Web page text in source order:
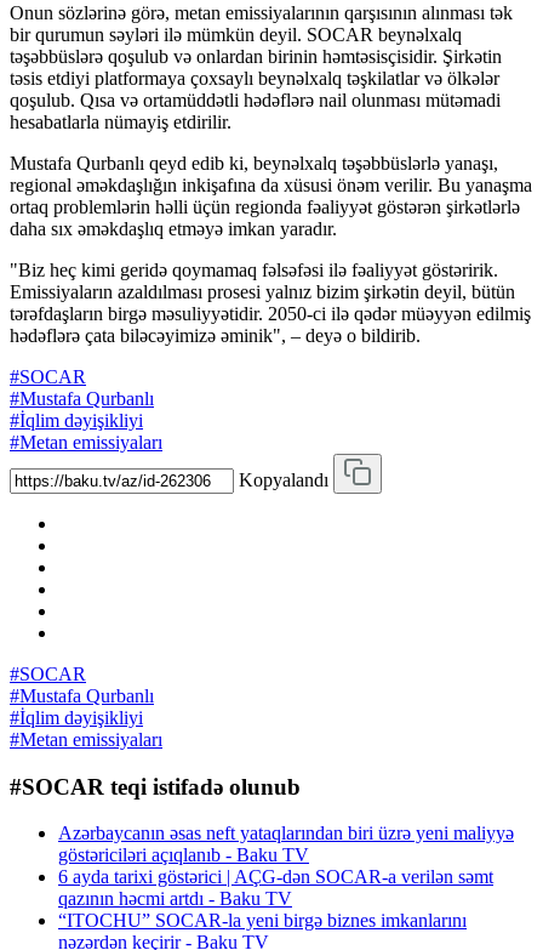
Onun sözlərinə görə, metan emissiyalarının qarşısının alınması tək
bir qurumun səyləri ilə mümkün deyil. SOCAR beynəlxalq
təşəbbüslərə qoşulub və onlardan birinin həmtəsisçisidir. Şirkətin
təsis etdiyi platformaya çoxsaylı beynəlxalq təşkilatlar və ölkələr
qoşulub. Qısa və ortamüddətli hədəflərə nail olunması mütəmadi
hesabatlarla nümayiş etdirilir.
Mustafa Qurbanlı qeyd edib ki, beynəlxalq təşəbbüslərlə yanaşı,
regional əməkdaşlığın inkişafına da xüsusi önəm verilir. Bu yanaşma
ortaq problemlərin həlli üçün regionda fəaliyyət göstərən şirkətlərlə
daha sıx əməkdaşlıq etməyə imkan yaradır.
"Biz heç kimi geridə qoymamaq fəlsəfəsi ilə fəaliyyət göstəririk.
Emissiyaların azaldılması prosesi yalnız bizim şirkətin deyil, bütün
tərəfdaşların birgə məsuliyyətidir. 2050-ci ilə qədər müəyyən edilmiş
hədəflərə çata biləcəyimizə əminik", – deyə o bildirib.
#SOCAR
#Mustafa Qurbanlı
#İqlim dəyişikliyi
#Metan emissiyaları
Kopyalandı
#SOCAR
#Mustafa Qurbanlı
#İqlim dəyişikliyi
#Metan emissiyaları
#SOCAR teqi istifadə olunub
Azərbaycanın əsas neft yataqlarından biri üzrə yeni maliyyə
göstəriciləri açıqlanıb - Baku TV
6 ayda tarixi göstərici | AÇG-dən SOCAR-a verilən səmt
qazının həcmi artdı - Baku TV
“ITOCHU” SOCAR-la yeni birgə biznes imkanlarını
nəzərdən keçirir - Baku TV